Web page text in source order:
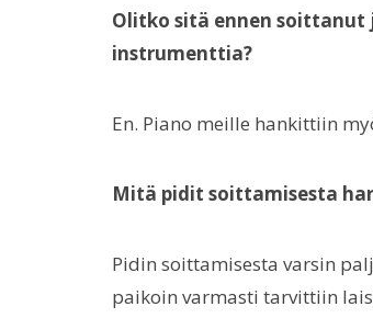
Olitko sitä ennen soittanut
instrumenttia?
En. Piano meille hankittiin
Mitä pidit soittamisesta
Pidin soittamisesta varsin
paikoin varmasti tarvittiin